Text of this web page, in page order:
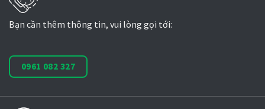
Bạn cần thêm thông tin, vui lòng gọi tới:
0961 082 327